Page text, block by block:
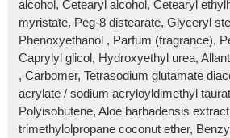
alcohol, Cetearyl alcohol, Cetearyl
myristate, Peg-8 distearate, Glyceryl
Phenoxyethanol , Parfum (fragrance),
Caprylyl glicol, Hydroxyethyl urea,
, Carbomer, Tetrasodium glutamate
acrylate / sodium acryloyldimethyl
Polyisobutene, Aloe barbadensis
trimethylolpropane coconut ether,